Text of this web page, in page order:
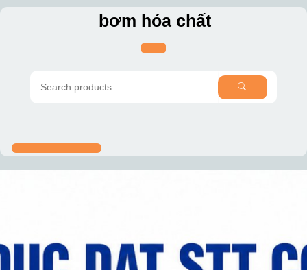
Skip
bơm hóa chất
SEARCH